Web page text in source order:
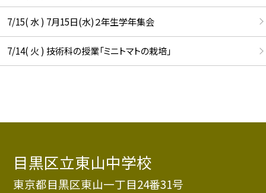
7/15( 水 ) 7月15日(水)２年生学年集会
7/14( 火 ) 技術科の授業「ミニトマトの栽培」
目黒区立東山中学校
東京都目黒区東山一丁目24番31号